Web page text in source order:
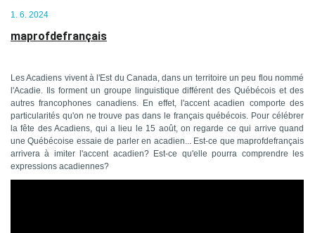
1. 6. 2024
maprofdefrançais
Les Acadiens vivent à l'Est du Canada, dans un territoire un peu flou nommé
l'Acadie. Ils forment un groupe linguistique différent des Québécois et des
autres francophones canadiens. En effet, l'accent acadien comporte des
particularités qu'on ne trouve pas dans le français québécois. Pour célébrer
la fête des Acadiens, qui a lieu le 15 août, on regarde ce qui arrive quand
une Québécoise essaie de parler en acadien... Est-ce que maprofdefrançais
arrivera à imiter l'accent acadien? Est-ce qu'elle pourra comprendre les
expressions acadiennes?